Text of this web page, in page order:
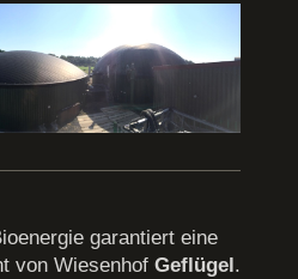
garantiert eine
von Wiesenhof Geflügel .